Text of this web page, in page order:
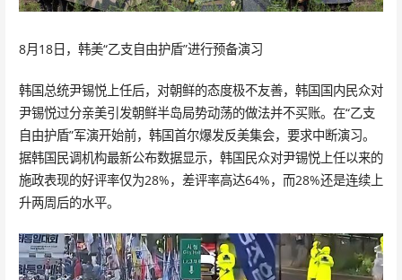
8月18日，韩美“乙支自由护盾”进行预备演习
韩国总统尹锡悦上任后，对朝鲜的态度极不友善，韩国国内民众对
尹锡悦过分亲美引发朝鲜半岛局势动荡的做法并不买账。在“乙支
自由护盾”军演开始前，韩国首尔爆发反美集会，要求中断演习。
据韩国民调机构最新公布数据显示，韩国民众对尹锡悦上任以来的
施政表现的好评率仅为28%，差评率高达64%，而28%还是连续上
升两周后的水平。